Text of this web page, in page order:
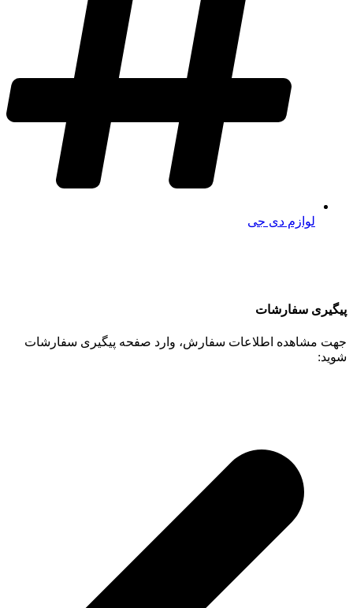
لوازم دی جی
پیگیری سفارشات
جهت مشاهده اطلاعات سفارش، وارد صفحه پیگیری سفارشات
شوید: